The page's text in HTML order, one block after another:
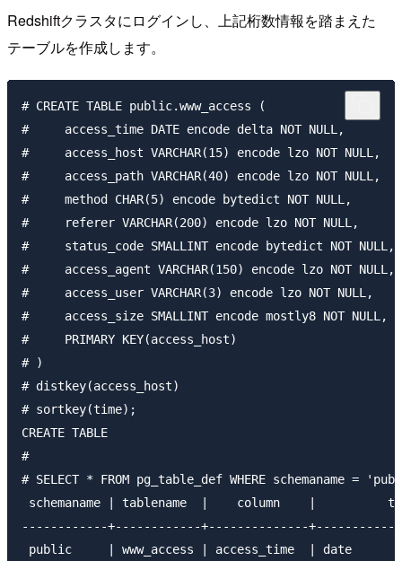
Redshiftクラスタにログインし、上記桁数情報を踏まえた
テーブルを作成します。
# CREATE TABLE public.www_access (
#     access_time DATE encode delta NOT NULL,
#     access_host VARCHAR(15) encode lzo NOT NULL,
#     access_path VARCHAR(40) encode lzo NOT NULL,
#     method CHAR(5) encode bytedict NOT NULL,
#     referer VARCHAR(200) encode lzo NOT NULL,
#     status_code SMALLINT encode bytedict NOT NULL,
#     access_agent VARCHAR(150) encode lzo NOT NULL,
#     access_user VARCHAR(3) encode lzo NOT NULL,
#     access_size SMALLINT encode mostly8 NOT NULL,
#     PRIMARY KEY(access_host)
# )
# distkey(access_host)
# sortkey(time);
CREATE TABLE
#
# SELECT * FROM pg_table_def WHERE schemaname =
schemaname | tablename  |    column    |
------------+------------+--------------
public     | www_access | access_time  |